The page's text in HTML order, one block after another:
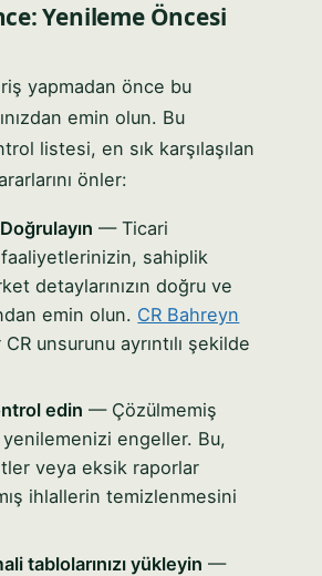
Yenileme Öncesi
yapmadan önce bu
emin olun. Bu
listesi, en sık karşılaşılan
önler:
— Ticari
faaliyetlerinizin, sahiplik
detaylarınızın doğru ve
emin olun. CR Bahreyn
unsurunu ayrıntılı şekilde
edin — Çözülmemiş
yenilemenizi engeller. Bu,
veya eksik raporlar
ihlallerin temizlenmesini
tablolarınızı yükleyin —